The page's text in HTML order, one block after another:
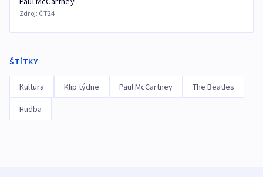
Zdroj: ČT24
ŠTÍTKY
Kultura Klip týdne Paul McCartney The Beatles
Hudba